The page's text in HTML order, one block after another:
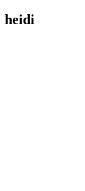
heidi